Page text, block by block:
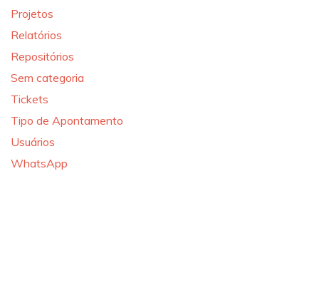
Projetos
Relatórios
Repositórios
Sem categoria
Tickets
Tipo de Apontamento
Usuários
WhatsApp